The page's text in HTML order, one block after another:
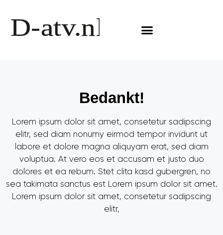
Bedankt!
Lorem ipsum dolor sit amet, consetetur sadipscing
elitr, sed diam nonumy eirmod tempor invidunt ut
labore et dolore magna aliquyam erat, sed diam
voluptua. At vero eos et accusam et justo duo
dolores et ea rebum. Stet clita kasd gubergren, no
sea takimata sanctus est Lorem ipsum dolor sit amet.
Lorem ipsum dolor sit amet, consetetur sadipscing
elitr,